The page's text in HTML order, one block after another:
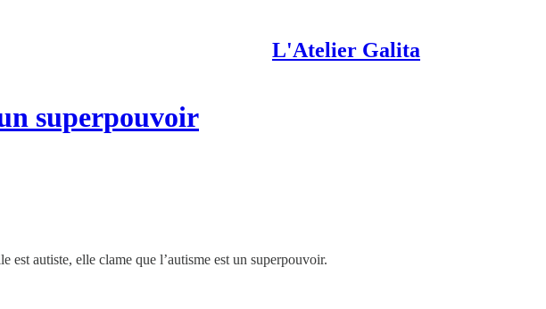
L'Atelier Galita
superpouvoir
est autiste, elle clame que l’autisme est un superpouvoir.